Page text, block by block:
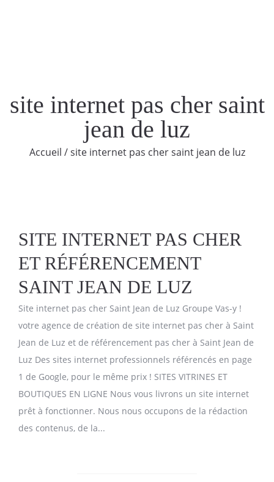
site internet pas cher saint
jean de luz
Accueil /site internet pas cher saint jean de luz
SITE INTERNET PAS CHER
ET RÉFÉRENCEMENT
SAINT JEAN DE LUZ
Site internet pas cher Saint Jean de Luz Groupe Vas-y !
votre agence de création de site internet pas cher à Saint
Jean de Luz et de référencement pas cher à Saint Jean de
Luz Des sites internet professionnels référencés en page
1 de Google, pour le même prix ! SITES VITRINES ET
BOUTIQUES EN LIGNE Nous vous livrons un site internet
prêt à fonctionner. Nous nous occupons de la rédaction
des contenus, de la...